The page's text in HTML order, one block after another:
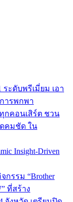
ระดับพรีเมี่ยม เอา
ารพกพา
กคอนเสิร์ต ชวน
คมชัด ใน
Insight-Driven
รรม “Brother
ที่สร้าง